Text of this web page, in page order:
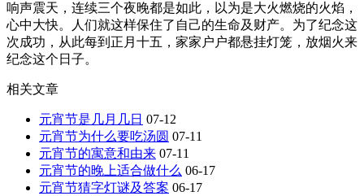
响声震天，连续三个夜晚都是如此，以为是大火燃烧的火焰，
心中大快。人们就这样保住了自己的生命及财产。为了纪念这
次成功，从此每到正月十五，家家户户都悬挂灯笼，放烟火来
纪念这个日子。
相关文章
元宵节是几月几日 07-12
元宵节为什么要吃汤圆 07-11
元宵节的寓意和由来 07-11
元宵节的晚上适合做什么 06-17
元宵节猜字灯谜及答案 06-17